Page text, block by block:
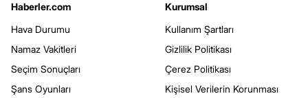
Haberler.com
Hava Durumu
Namaz Vakitleri
Seçim Sonuçları
Şans Oyunları
Kurumsal
Kullanım Şartları
Gizlilik Politikası
Çerez Politikası
Kişisel Verilerin Korunması